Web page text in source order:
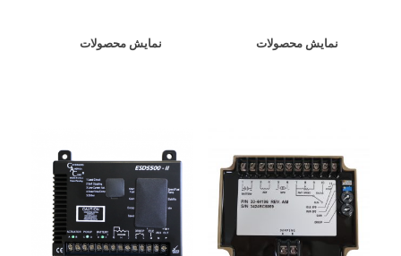
نمایش محصولات نمایش محصولات